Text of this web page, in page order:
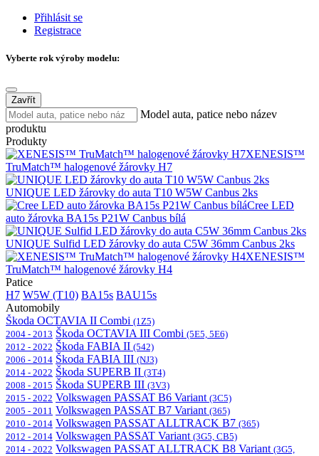
Přihlásit se
Registrace
Vyberte rok výroby modelu:
Zavřít
Model auta, patice nebo název
produktu
Produkty
XENESIS™
TruMatch™ halogenové žárovky H7
UNIQUE LED žárovky do auta T10 W5W Canbus 2ks
Cree LED
auto žárovka BA15s P21W Canbus bílá
UNIQUE Sulfid LED žárovky do auta C5W 36mm Canbus 2ks
XENESIS™
TruMatch™ halogenové žárovky H4
Patice
H7 W5W (T10) BA15s BAU15s
Automobily
Škoda OCTAVIA II Combi (1Z5)
2004 - 2013 Škoda OCTAVIA III Combi (5E5, 5E6)
2012 - 2022 Škoda FABIA II (542)
2006 - 2014 Škoda FABIA III (NJ3)
2014 - 2022 Škoda SUPERB II (3T4)
2008 - 2015 Škoda SUPERB III (3V3)
2015 - 2022 Volkswagen PASSAT B6 Variant (3C5)
2005 - 2011 Volkswagen PASSAT B7 Variant (365)
2010 - 2014 Volkswagen PASSAT ALLTRACK B7 (365)
2012 - 2014 Volkswagen PASSAT Variant (3G5, CB5)
2014 - 2022 Volkswagen PASSAT ALLTRACK B8 Variant (3G5,